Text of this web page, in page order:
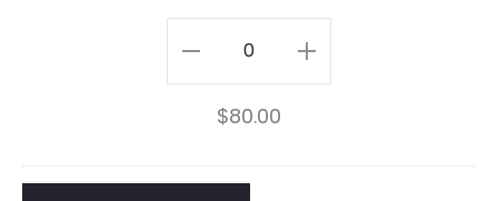
r
H
e
Pin
Guitar
Hero
cantidad
$80.00